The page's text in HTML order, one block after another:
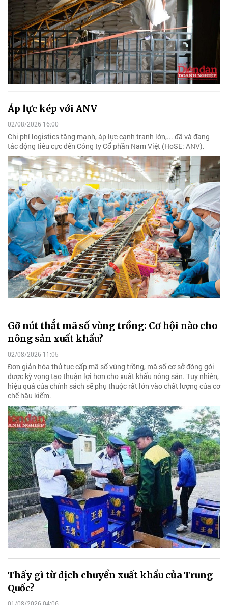
Áp lực kép với ANV
02/08/2026 16:00
Chi phí logistics tăng mạnh, áp lực cạnh tranh lớn,... đã và đang
tác động tiêu cực đến Công ty Cổ phần Nam Việt (HoSE: ANV).
Gỡ nút thắt mã số vùng trồng: Cơ hội nào cho
nông sản xuất khẩu?
02/08/2026 11:05
Đơn giản hóa thủ tục cấp mã số vùng trồng, mã số cơ sở đóng gói
được kỳ vọng tạo thuận lợi hơn cho xuất khẩu nông sản. Tuy nhiên,
hiệu quả của chính sách sẽ phụ thuộc rất lớn vào chất lượng của cơ
chế hậu kiểm.
Thấy gì từ dịch chuyển xuất khẩu của Trung
Quốc?